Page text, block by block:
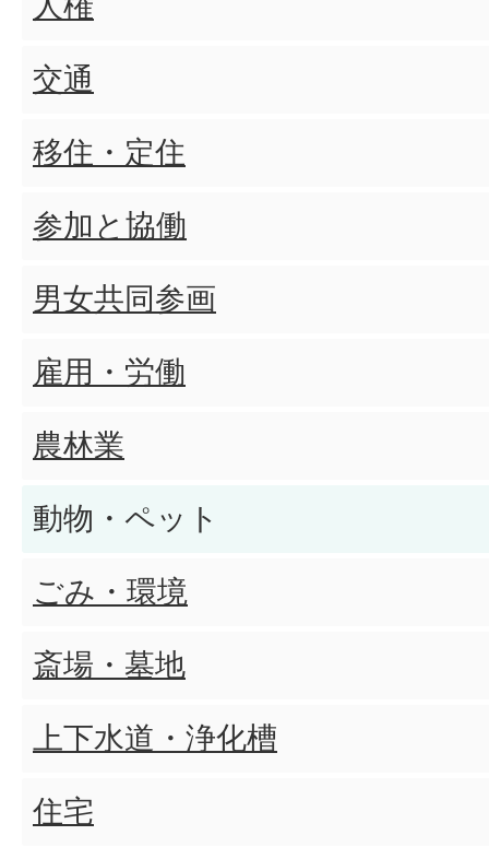
町道に工作物などを設けて継
な届出がありますか
平生町都市計画道路見直し方
交通
移住・定住
参加と協働
男女共同参画
雇用・労働
農林業
動物・ペット
ごみ・環境
斎場・墓地
上下水道・浄化槽
住宅